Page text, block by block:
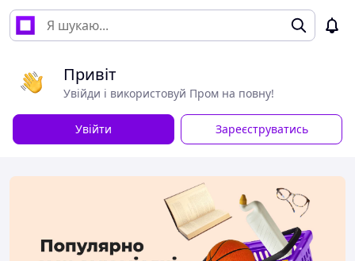
Привіт
Увійди і використовуй Пром на повну!
Увійти Зареєструватись